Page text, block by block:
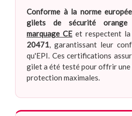
Conforme à la norme
gilets de sécurité orange
marquage CE et respectent la
20471, garantissant leur
qu'EPI. Ces certifications
gilet a été testé pour offrir
protection maximales.